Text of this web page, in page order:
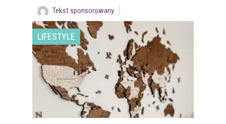
Tekst sponsorowany
LIFESTYLE